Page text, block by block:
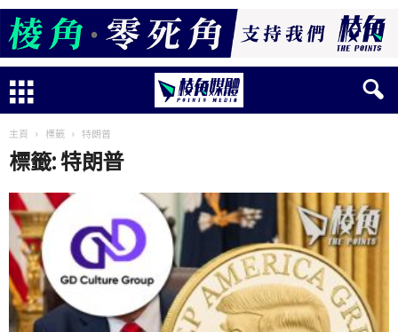
主頁 標籤 特朗普
標籤: 特朗普